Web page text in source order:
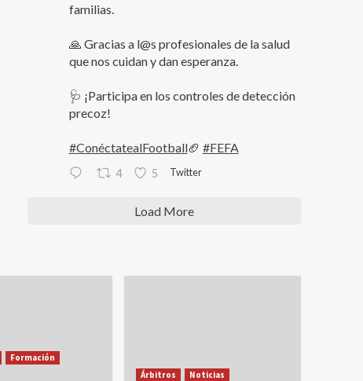
familias.
🙏 Gracias a l@s profesionales de la salud
que nos cuidan y dan esperanza.
🩺 ¡Participa en los controles de detección
precoz!
#ConéctatealFootball🏈 #FEFA
4 5 Twitter
Load More
Formación
Árbitros Noticias